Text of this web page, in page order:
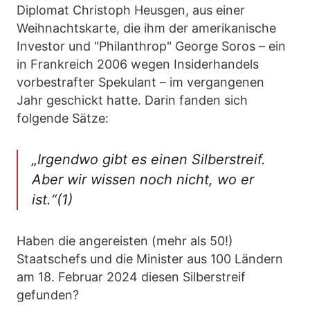
Diplomat Christoph Heusgen, aus einer
Weihnachtskarte, die ihm der amerikanische
Investor und "Philanthrop" George Soros – ein
in Frankreich 2006 wegen Insiderhandels
vorbestrafter Spekulant – im vergangenen
Jahr geschickt hatte. Darin fanden sich
folgende Sätze:
„Irgendwo gibt es einen Silberstreif.
Aber wir wissen noch nicht, wo er
ist.“(1)
Haben die angereisten (mehr als 50!)
Staatschefs und die Minister aus 100 Ländern
am 18. Februar 2024 diesen Silberstreif
gefunden?